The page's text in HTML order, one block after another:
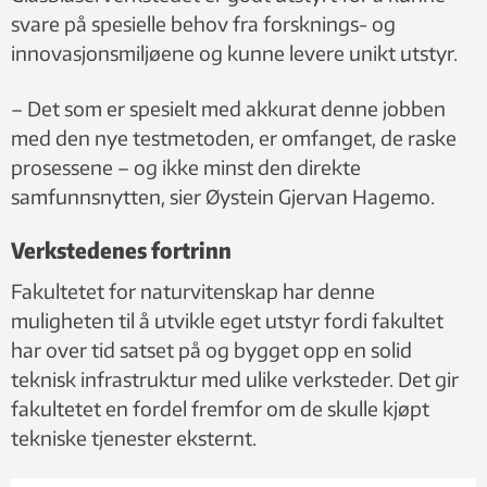
svare på spesielle behov fra forsknings- og
innovasjonsmiljøene og kunne levere unikt utstyr.
– ­Det som er spesielt med akkurat denne jobben
med den nye testmetoden, er omfanget, de raske
prosessene – og ikke minst den direkte
samfunnsnytten, sier Øystein Gjervan Hagemo.
Verkstedenes fortrinn
Fakultetet for naturvitenskap har denne
muligheten til å utvikle eget utstyr fordi fakultet
har over tid satset på og bygget opp en solid
teknisk infrastruktur med ulike verksteder. Det gir
fakultetet en fordel fremfor om de skulle kjøpt
tekniske tjenester eksternt.